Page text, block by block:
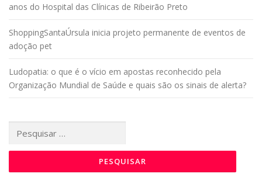
anos do Hospital das Clínicas de Ribeirão Preto
ShoppingSantaÚrsula inicia projeto permanente de eventos de
adoção pet
Ludopatia: o que é o vício em apostas reconhecido pela
Organização Mundial de Saúde e quais são os sinais de alerta?
por: